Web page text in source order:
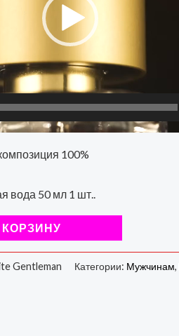
100%
вода 50 мл 1 шт..
КОРЗИНУ
Gentleman Категории: Мужчинам,